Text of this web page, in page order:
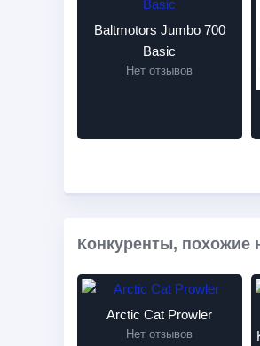
Baltmotors Jumbo 700
Basic
Нет отзывов
Конкуренты, похожие
Arctic Cat Prowler
Нет отзывов